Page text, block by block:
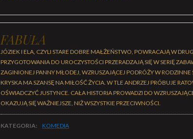
FABUŁA
JÓZIEK I ELA, CZYLI STARE DOBRE MAŁŻEŃSTWO, POWRACAJĄ W
PRZYGOTOWANIA DO UROCZYSTOŚCI PRZERADZAJĄ SIĘ W SERIĘ
ZAGINIONEJ PANNY MŁODEJ, WZRUSZAJĄCEJ PODRÓŻY W
KRYSKA MA SZANSĘ NA MIŁOŚĆ ŻYCIA. W TLE ANDRZEJ PRÓBUJE
OŚWIADCZYĆ JUSTYNCE. CAŁA HISTORIA PROWADZI DO
OKAZUJĄ SIĘ WAŻNIEJSZE, NIŻ WSZYSTKIE PRZECIWNOŚCI.
KATEGORIA: KOMEDIA